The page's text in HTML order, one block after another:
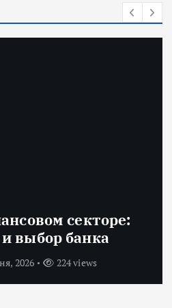
секторе:
выбор банка
2026 224 views